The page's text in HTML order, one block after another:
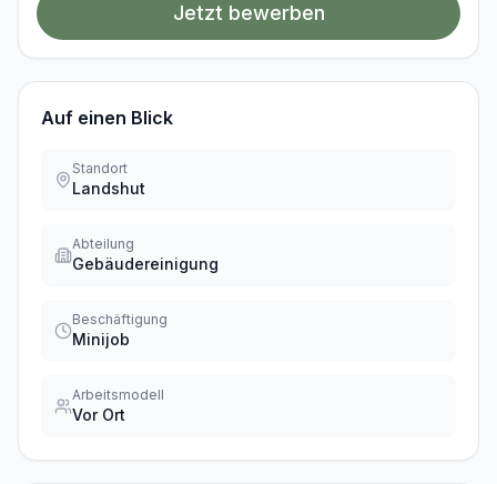
Jetzt bewerben
Auf einen Blick
Standort
Landshut
Abteilung
Gebäudereinigung
Beschäftigung
Minijob
Arbeitsmodell
Vor Ort